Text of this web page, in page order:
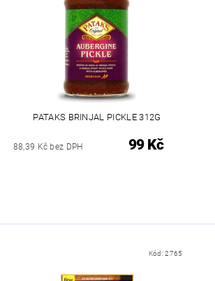
PATAKS BRINJAL PICKLE 312G
88,39 Kč bez DPH 99 Kč
Kód:2765